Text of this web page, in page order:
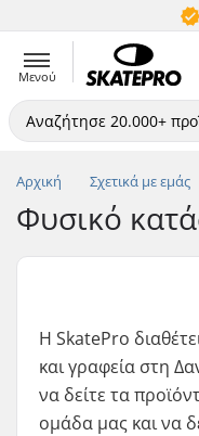
Μενού
Αρχική Σχετικά με εμάς
Φυσικό
Η SkatePro
και γραφεία στη
να δείτε τα
ομάδα μας και να